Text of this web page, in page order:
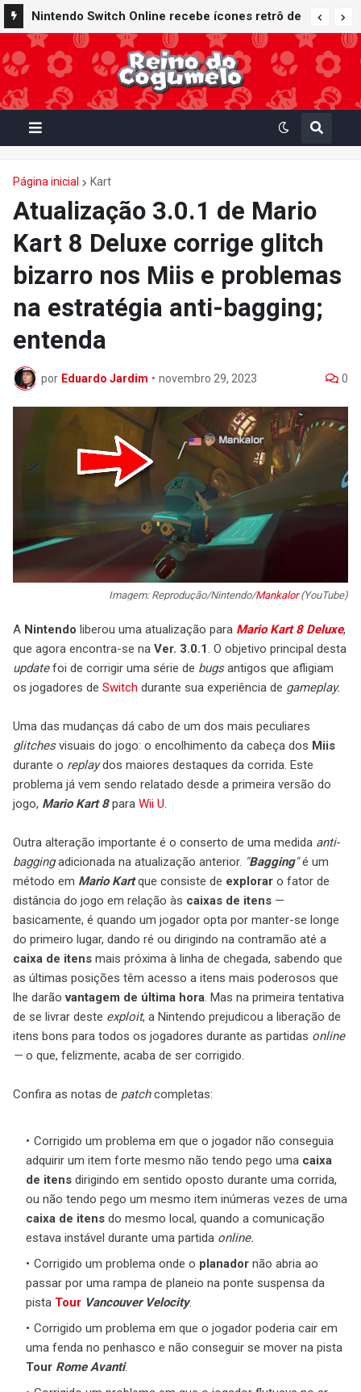
Nintendo Switch Online recebe ícones retrô de
Mario Paint (SNES) e Mario Kart: Super Circuit
(GBA)
Página inicial Kart
Atualização 3.0.1 de Mario
Kart 8 Deluxe corrige glitch
bizarro nos Miis e problemas
na estratégia anti-bagging;
entenda
por Eduardo Jardim • novembro 29, 2023 0
Imagem: Reprodução/Nintendo/Mankalor(YouTube)
A Nintendo liberou uma atualização para Mario Kart 8 Deluxe,
que agora encontra-se na Ver. 3.0.1. O objetivo principal desta
updatefoi de corrigir uma série de bugsantigos que afligiam
os jogadores de Switch durante sua experiência de gameplay.
Uma das mudanças dá cabo de um dos mais peculiares
glitchesvisuais do jogo: o encolhimento da cabeça dos Miis
durante o replaydos maiores destaques da corrida. Este
problema já vem sendo relatado desde a primeira versão do
jogo, Mario Kart 8para Wii U.
Outra alteração importante é o conserto de uma medida anti-
baggingadicionada na atualização anterior. "Bagging"é um
método em Mario Kartque consiste de explorar o fator de
distância do jogo em relação às caixas de itens —
basicamente, é quando um jogador opta por manter-se longe
do primeiro lugar, dando ré ou dirigindo na contramão até a
caixa de itens mais próxima à linha de chegada, sabendo que
as últimas posições têm acesso a itens mais poderosos que
lhe darãovantagem de última hora. Mas na primeira tentativa
de se livrar deste exploit, a Nintendo prejudicou a liberação de
itens bons para todos os jogadores durante as partidas online
—o que, felizmente, acaba de ser corrigido.
Confira as notas de patchcompletas:
Corrigido um problema em que o jogador não conseguia
adquirir um item forte mesmo não tendo pego uma caixa
de itens dirigindo em sentido oposto durante uma corrida,
ou não tendo pego um mesmo item inúmeras vezes de uma
caixa de itens do mesmo local, quando a comunicação
estava instável durante uma partida online.
Corrigido um problema onde o planador não abria ao
passar por uma rampa de planeio na ponte suspensa da
pista Tour Vancouver Velocity.
Corrigido um problema em que o jogador poderia cair em
uma fenda no penhasco e não conseguir se mover na pista
Tour Rome Avanti.